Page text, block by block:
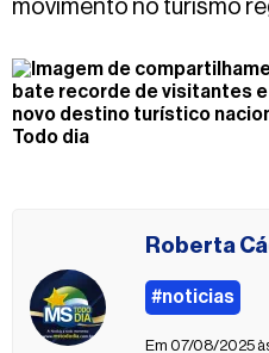
movimento no turismo
Roberta
#noticias
Em 07/08/2025